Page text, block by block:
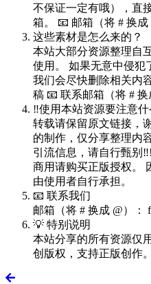
不保证一定有哦），直
箱。 📧 邮箱（将 # 换成
这些素材是怎么来的？
本站大部分资源整理自
使用。 如果无意中侵犯
我们会尽快删除相关内
稿 📧 联系邮箱（将 # 换
‼️使用本站资源要注意什
转载请保留原文链接，
的制作，仅分享整理内
引流信息，请自行甄别
商用请购买正版授权。
由使用者自行承担。
📧 联系我们
邮箱（将 # 换成 @）：
💡 特别说明
本站分享的所有资源仅
创版权，支持正版创作。